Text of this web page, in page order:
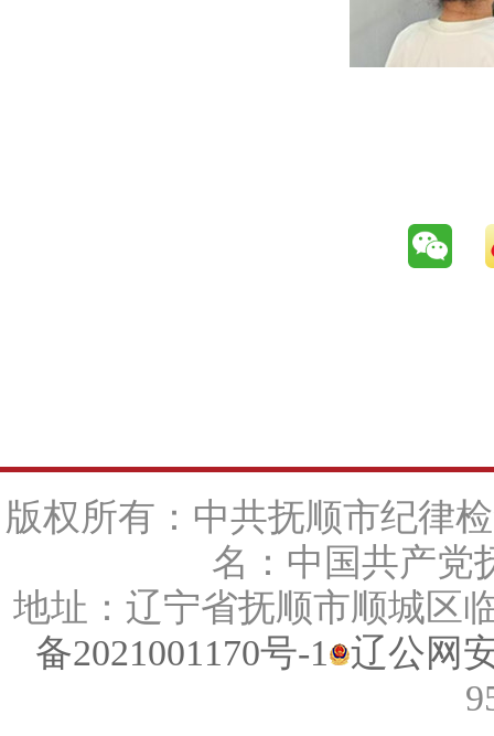
版权所有：中共抚顺市纪律
名：中国共产党
地址：辽宁省抚顺市顺城区
备2021001170号-1
辽公网